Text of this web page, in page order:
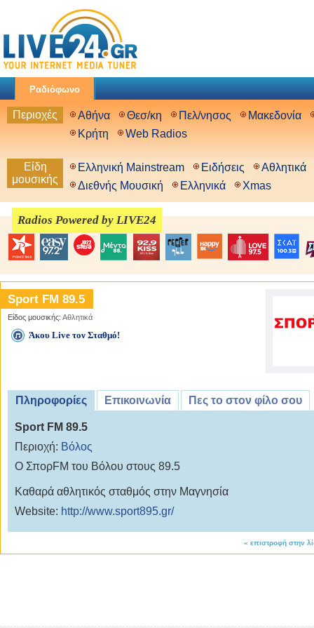
Ραδιόφωνο
Περιοχές Αθήνα Θεσ/κη Πελ/νησος
Μακεδονία
Κρήτη
Web Radios
Είδη
μουσικής
Ελληνική Mainstream Ειδήσεις
Αθλητικά
Διεθνής Μουσική
Ελληνικά Xmas
Radios Powered by LIVE24
Sport FM 89.5
Είδος μουσικής: Αθλητικά
Άκου Live τον Σταθμό!
Πληροφορίες Επικοινωνία Πες το στον φίλο σου
Sport FM 89.5
Περιοχή: Βόλος
O ΣπορFM του Βόλου στους 89.5
Καθαρά αθλητικός σταθμός στην Μαγνησία
Website: http://www.sport895.gr/
« επιστροφή στην